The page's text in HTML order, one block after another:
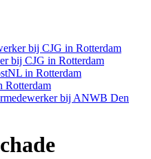
bij CJG in Rotterdam
bij CJG in Rotterdam
in Rotterdam
Rotterdam
bij ANWB Den